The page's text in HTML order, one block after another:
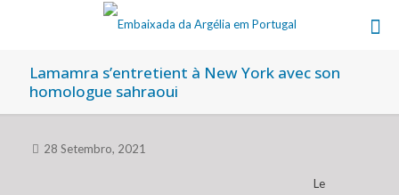
Lamamra s’entretient à New York avec son
homologue sahraoui
28 Setembro, 2021
Le